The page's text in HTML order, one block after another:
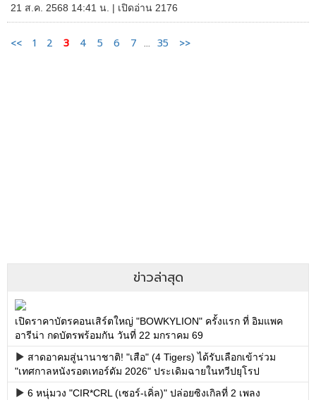
21 ส.ค. 2568 14:41 น. | เปิดอ่าน 2176
<< 1 2 3 4 5 6 7 ... 35 >>
ข่าวล่าสุด
เปิดราคาบัตรคอนเสิร์ตใหญ่ "BOWKYLION" ครั้งแรก ที่ อิมแพค
อารีน่า กดบัตรพร้อมกัน วันที่ 22 มกราคม 69
สาดอาคมสู่นานาชาติ! "เสือ" (4 Tigers) ได้รับเลือกเข้าร่วม
"เทศกาลหนังรอตเทอร์ดัม 2026" ประเดิมฉายในทวีปยุโรป
6 หนุ่มวง "CIR*CRL (เซอร์-เคิ่ล)" ปล่อยซิงเกิลที่ 2 เพลง